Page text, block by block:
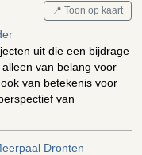
📍 Toon op kaart
uit die een bijdrage
van belang voor
van betekenis voor
van
Dronten